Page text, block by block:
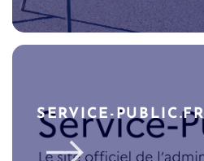
SERVICE-PUBLIC.FR